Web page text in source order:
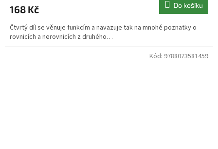
168 Kč Do košíku
Čtvrtý díl se věnuje funkcím a navazuje tak na mnohé poznatky o
rovnicích a nerovnicích z druhého…
Kód: 9788073581459